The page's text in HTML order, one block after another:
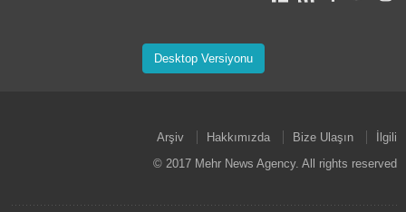
Desktop Versiyonu
Arşiv Hakkımızda Bize Ulaşın
İlgili
© 2017 Mehr News Agency. All rights reserved